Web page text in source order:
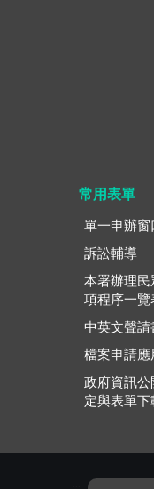
常用表單
單一申辦窗
訴訟輔導
本署辦理民
項程序一覽
中英文聲請
檔案申請應
政府資訊公
定與表單下